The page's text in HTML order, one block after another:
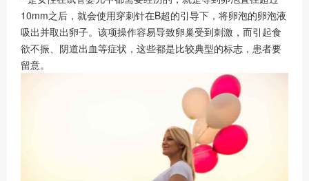
10mm之后，就会使用穿刺针在B超的引导下，将卵泡的卵泡液
吸出并取出卵子。该项操作容易导致卵巢受到刺激，而引起食
欲不振、阴道出血等症状，这些都是比较典型的标志，患者要
留意。